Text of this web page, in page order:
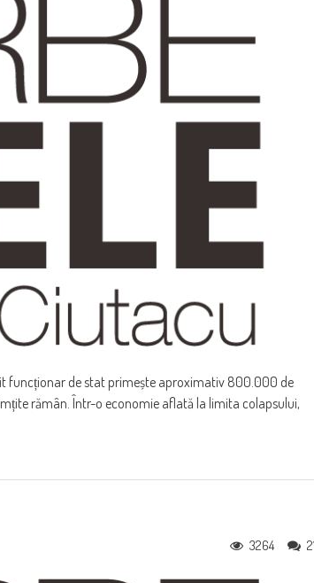
funcționar de stat primește aproximativ 800.000 de
rămân. Într-o economie aflată la limita colapsului,
3264